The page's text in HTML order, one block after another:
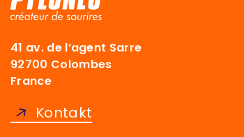
41 av. de l’agent Sarre
92700 Colombes
France
Kontakt